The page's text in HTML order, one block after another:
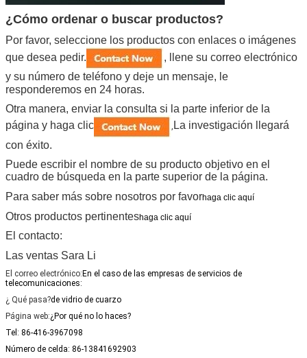
¿Cómo ordenar o buscar productos?
Por favor, seleccione los productos con enlaces o imágenes
que desea pedir.
, llene su correo electrónico
y su número de teléfono y deje un mensaje, le
responderemos en 24 horas.
Otra manera, enviar la consulta si la parte inferior de la
página y haga clic
, La investigación llegará
con éxito.
Puede escribir el nombre de su producto objetivo en el
cuadro de búsqueda en la parte superior de la página.
Para saber más sobre nosotros por favorhaga clic aquí
Otros productos pertinenteshaga clic aquí
El contacto:
Las ventas Sara Li
El correo electrónico: En el caso de las empresas de servicios de
telecomunicaciones:
¿ Qué pasa?de vidrio de cuarzo
Página web:¿Por qué no lo haces?
Tel: 86-416-3967098
Número de celda: 86-13841692903